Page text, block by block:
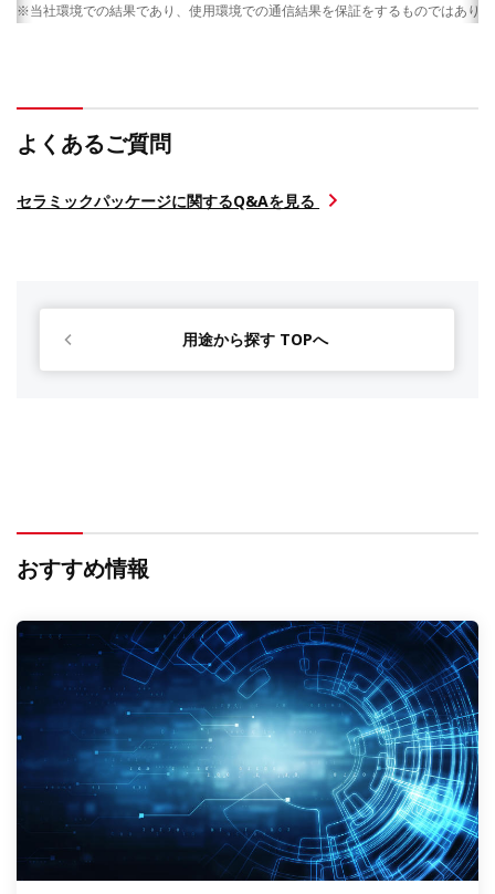
※当社環境での結果であり、使用環境での通信結果を保証をするものではあり
よくあるご質問
セラミックパッケージに関するQ&Aを見る
用途から探す TOPへ
おすすめ情報